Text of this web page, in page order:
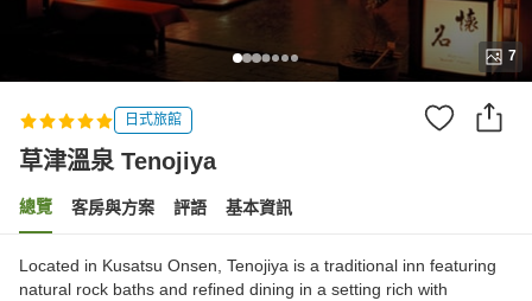
7
日式旅館
草津溫泉 Tenojiya
總覽 客房與方案 評語 基本資訊
Located in Kusatsu Onsen, Tenojiya is a traditional inn featuring
natural rock baths and refined dining in a setting rich with